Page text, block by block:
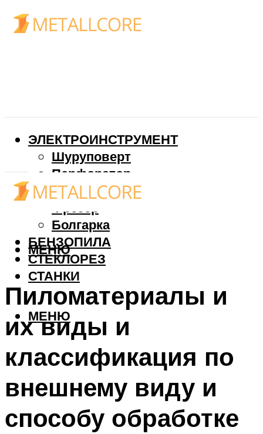
ЭЛЕКТРОИНСТРУМЕНТ
Шуруповерт
Перфоратор
Дрель
Фрезер
Болгарка
БЕНЗОПИЛА
СТЕКЛОРЕЗ
СТАНКИ
МЕНЮ
МЕНЮ
Пиломатериалы и
их виды и
классификация по
внешнему виду и
способу обработке